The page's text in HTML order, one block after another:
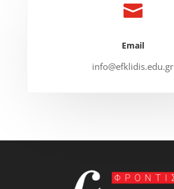

Email
info@efklidis.edu.gr